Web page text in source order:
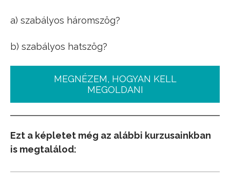
a) szabályos háromszög?
b) szabályos hatszög?
MEGNÉZEM, HOGYAN KELL
MEGOLDANI
Ezt a képletet még az alábbi kurzusainkban
is megtalálod: